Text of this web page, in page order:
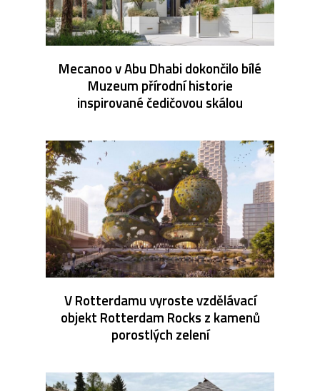
Mecanoo v Abu Dhabi dokončilo bílé
Muzeum přírodní historie
inspirované čedičovou skálou
V Rotterdamu vyroste vzdělávací
objekt Rotterdam Rocks z kamenů
porostlých zelení